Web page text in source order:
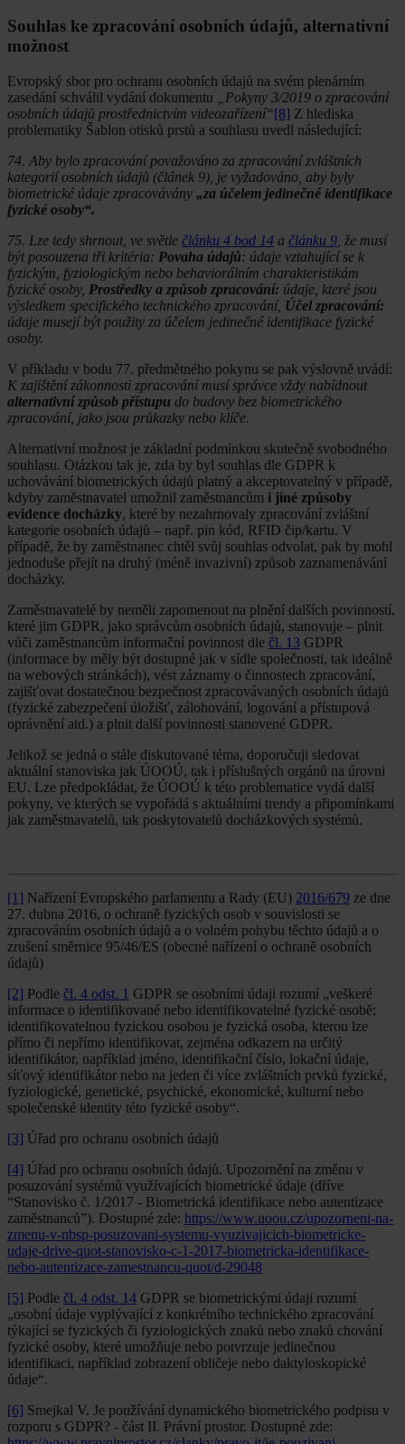
Souhlas ke zpracování osobních údajů, alternativní
možnost
Evropský sbor pro ochranu osobních údajů na svém plenárním
zasedání schválil vydání dokumentu
„Pokyny 3/2019 o zpracování
osobních údajů prostřednictvím videozařízení“[8] Z hlediska
problematiky Šablon otisků prstů a souhlasu uvedl následující:
74. Aby bylo zpracování považováno za zpracování zvláštních
kategorií osobních údajů (článek 9), je vyžadováno, aby byly
biometrické údaje zpracovávány „za účelem jedinečné identifikace
fyzické osoby“.
75. Lze tedy shrnout, ve světle článku 4 bod 14 a článku 9 , že musí
být posouzena tři kritéria: Povaha údajů: údaje vztahující se k
fyzickým, fyziologickým nebo behaviorálním charakteristikám
fyzické osoby, Prostředky a způsob zpracování: údaje, které jsou
výsledkem specifického technického zpracování, Účel zpracování:
údaje musejí být použity za účelem jedinečné identifikace fyzické
osoby.
V příkladu v bodu 77. předmětného pokynu se pak výslovně uvádí:
K zajištění zákonnosti zpracování musí správce vždy nabídnout
alternativní způsob přístupu do budovy bez biometrického
zpracování, jako jsou průkazky nebo klíče.
Alternativní možnost je základní podmínkou skutečně svobodného
souhlasu. Otázkou tak je, zda by byl souhlas dle GDPR k
uchovávání biometrických údajů platný a akceptovatelný v případě,
kdyby zaměstnavatel umožnil zaměstnancům i jiné způsoby
evidence docházky, které by nezahrnovaly zpracování zvláštní
kategorie osobních údajů – např. pin kód, RFID čip/kartu. V
případě, že by zaměstnanec chtěl svůj souhlas odvolat, pak by mohl
jednoduše přejít na druhý (méně invazivní) způsob zaznamenávání
docházky.
Zaměstnavatelé by neměli zapomenout na plnění dalších povinností,
které jim GDPR, jako správcům osobních údajů, stanovuje – plnit
vůči zaměstnancům informační povinnost dle čl. 13 GDPR
(informace by měly být dostupné jak v sídle společnosti, tak ideálně
na webových stránkách), vést záznamy o činnostech zpracování,
zajišťovat dostatečnou bezpečnost zpracovávaných osobních údajů
(fyzické zabezpečení úložišť, zálohování, logování a přístupová
oprávnění atd.) a plnit další povinnosti stanovené GDPR.
Jelikož se jedná o stále diskutované téma, doporučuji sledovat
aktuální stanoviska jak ÚOOÚ, tak i příslušných orgánů na úrovni
EU. Lze předpokládat, že ÚOOÚ k této problematice vydá další
pokyny, ve kterých se vypořádá s aktuálními trendy a připomínkami
jak zaměstnavatelů, tak poskytovatelů docházkových systémů.
[1] Nařízení Evropského parlamentu a Rady (EU) 2016/679 ze dne
27. dubna 2016, o ochraně fyzických osob v souvislosti se
zpracováním osobních údajů a o volném pohybu těchto údajů a o
zrušení směrnice 95/46/ES (obecné nařízení o ochraně osobních
údajů)
[2] Podle čl. 4 odst. 1 GDPR se osobními údaji rozumí „veškeré
informace o identifikované nebo identifikovatelné fyzické osobě;
identifikovatelnou fyzickou osobou je fyzická osoba, kterou lze
přímo či nepřímo identifikovat, zejména odkazem na určitý
identifikátor, například jméno, identifikační číslo, lokační údaje,
síťový identifikátor nebo na jeden či více zvláštních prvků fyzické,
fyziologické, genetické, psychické, ekonomické, kulturní nebo
společenské identity této fyzické osoby“.
[3] Úřad pro ochranu osobních údajů
[4] Úřad pro ochranu osobních údajů. Upozornění na změnu v
posuzování systémů využívajících biometrické údaje (dříve
“Stanovisko č. 1/2017 - Biometrická identifikace nebo autentizace
zaměstnanců”). Dostupné zde: https://www.uoou.cz/upozorneni-na-
zmenu-v-nbsp-posuzovani-systemu-vyuzivajicich-biometricke-
udaje-drive-quot-stanovisko-c-1-2017-biometricka-identifikace-
nebo-autentizace-zamestnancu-quot/d-29048
[5] Podle čl. 4 odst. 14 GDPR se biometrickými údaji rozumí
„osobní údaje vyplývající z konkrétního technického zpracování
týkající se fyzických či fyziologických znaků nebo znaků chování
fyzické osoby, které umožňuje nebo potvrzuje jedinečnou
identifikaci, například zobrazení obličeje nebo daktyloskopické
údaje“.
[6] Smejkal V. Je používání dynamického biometrického podpisu v
rozporu s GDPR? - část II. Právní prostor. Dostupné zde: